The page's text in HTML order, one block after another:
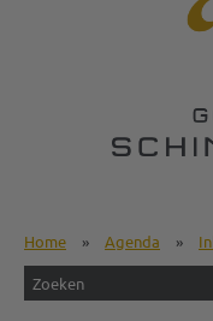
Home » Agenda »